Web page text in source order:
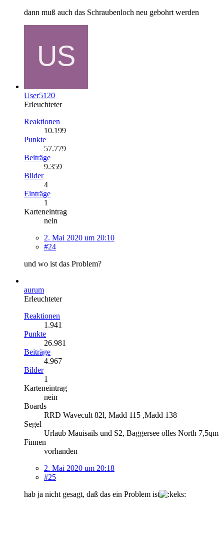
dann muß auch das Schraubenloch neu gebohrt werden
User5120
Erleuchteter
Reaktionen
10.199
Punkte
57.779
Beiträge
9.359
Bilder
4
Einträge
1
Karteneintrag
nein
2. Mai 2020 um 20:10
#24
und wo ist das Problem?
aurum
Erleuchteter
Reaktionen
1.941
Punkte
26.981
Beiträge
4.967
Bilder
1
Karteneintrag
nein
Boards
RRD Wavecult 82l, Madd 115 ,Madd 138
Segel
Urlaub Mauisails und S2, Baggersee olles North 7,5qm
Finnen
vorhanden
2. Mai 2020 um 20:18
#25
hab ja nicht gesagt, daß das ein Problem ist